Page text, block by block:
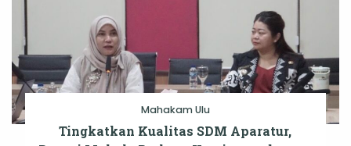
Mahakam Ulu
Tingkatkan Kualitas SDM Aparatur,